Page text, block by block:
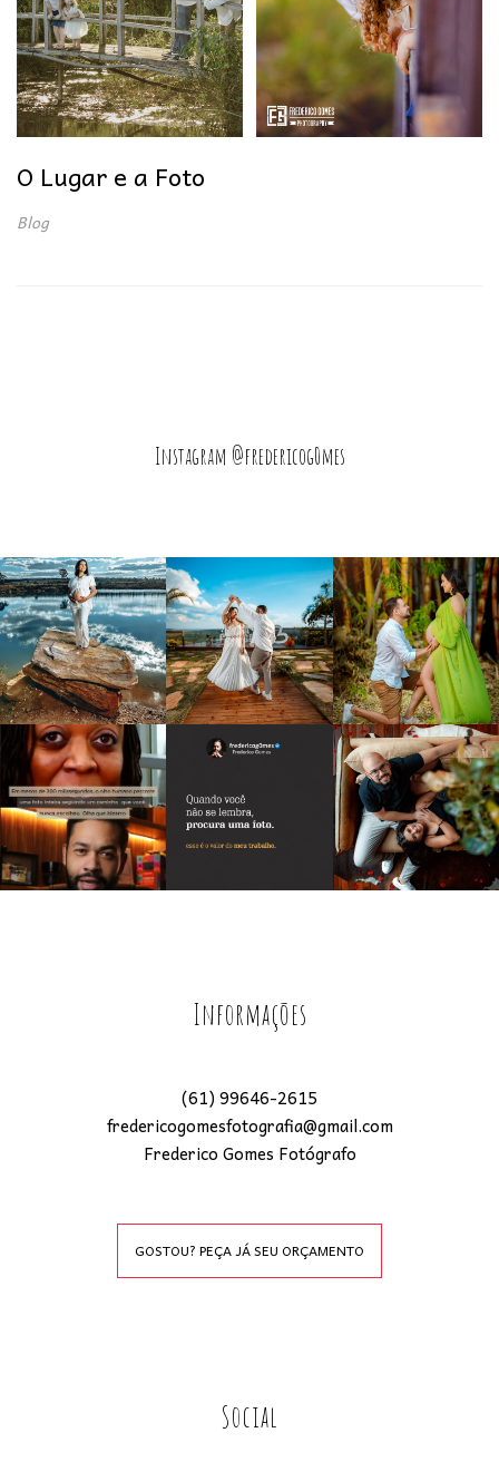
O Lugar e a Foto
Blog
Instagram @fredericog0mes
Informações
(61) 99646-2615
fredericogomesfotografia@gmail.com
Frederico Gomes Fotógrafo
GOSTOU? PEÇA JÁ SEU ORÇAMENTO
Social